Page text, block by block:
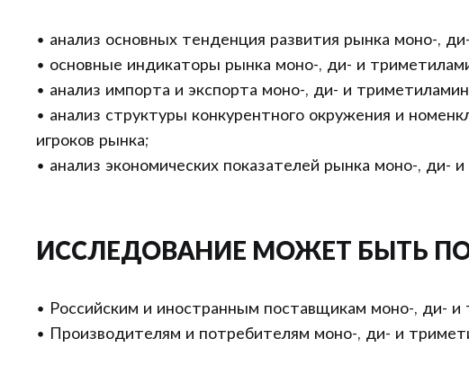
• анализ основных тенденция развития рынка моно-,
• основные индикаторы рынка моно-, ди- и
• анализ импорта и экспорта моно-, ди- и
• анализ структуры конкурентного окружения и
игроков рынка;
• анализ экономических показателей рынка моно-, ди-
ИССЛЕДОВАНИЕ МОЖЕТ БЫТЬ
• Российским и иностранным поставщикам моно-, ди- и
• Производителям и потребителям моно-, ди- и